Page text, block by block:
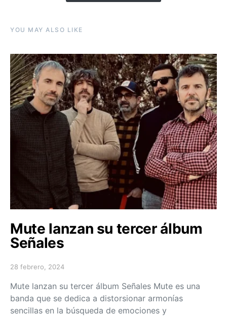
YOU MAY ALSO LIKE
Mute lanzan su tercer álbum
Señales
Posted on
28 febrero, 2024
Mute lanzan su tercer álbum Señales Mute es una
banda que se dedica a distorsionar armonías
sencillas en la búsqueda de emociones y